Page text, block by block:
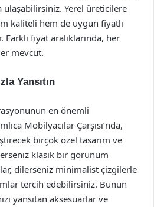
ulaşabilirsiniz. Yerel üreticilere
kaliteli hem de uygun fiyatlı
fiyat aralıklarında, her
mevcut.
Yansıtın
en önemli
Mobilyacılar Çarşısı’nda,
birçok özel tasarım ve
klasik bir görünüm
dilerseniz minimalist çizgilerle
tercih edebilirsiniz. Bunun
yansıtan aksesuarlar ve